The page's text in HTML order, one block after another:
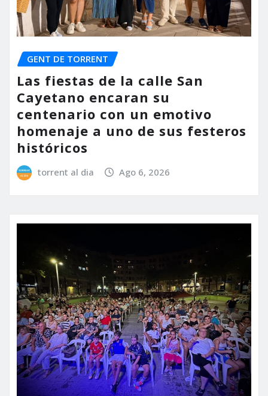
GENT DE TORRENT
Las fiestas de la calle San
Cayetano encaran su
centenario con un emotivo
homenaje a uno de sus festeros
históricos
torrent al dia Ago 6, 2026